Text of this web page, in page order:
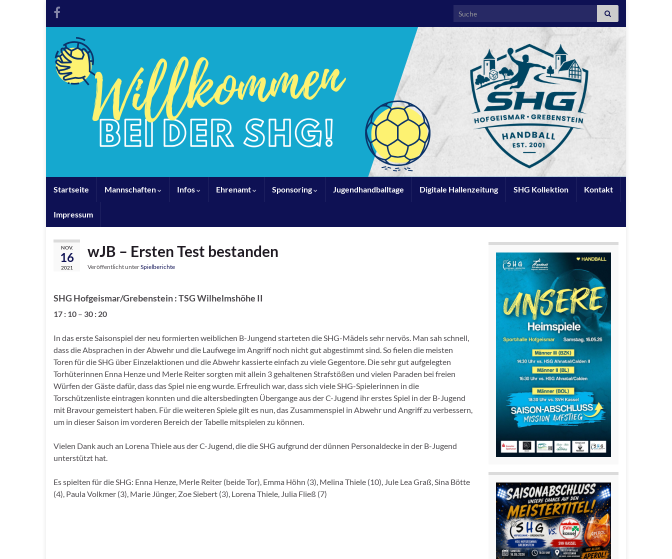
Search for:
Startseite Mannschaften Infos Ehrenamt Sponsoring Jugendhandballtage Digitale Hallenzeitung SHG Kollektion Kontakt
Impressum
NOV.
16
2021
wJB – Ersten Test bestanden
Veröffentlicht unterSpielberichte
SHG Hofgeismar/Grebenstein : TSG Wilhelmshöhe II
17 : 10 – 30 : 20
In das erste Saisonspiel der neu formierten weiblichen B-Jungend starteten die SHG-Mädels sehr nervös. Man sah schnell,
dass die Absprachen in der Abwehr und die Laufwege im Angriff noch nicht gut abgestimmt sind. So fielen die meisten
Toren für die SHG über Einzelaktionen und die Abwehr kassierte einfach zu viele Gegentore. Die sehr gut aufgelegten
Torhüterinnen Enna Henze und Merle Reiter sorgten mit allein 3 gehaltenen Strafstößen und vielen Paraden bei freien
Würfen der Gäste dafür, dass das Spiel nie eng wurde. Erfreulich war, dass sich viele SHG-Spielerinnen in die
Torschützenliste eintragen konnten und die altersbedingten Übergange aus der C-Jugend ihr erstes Spiel in der B-Jugend
mit Bravour gemeistert haben. Für die weiteren Spiele gilt es nun, das Zusammenspiel in Abwehr und Angriff zu verbessern,
um in dieser Saison im vorderen Bereich der Tabelle mitspielen zu können.
Vielen Dank auch an Lorena Thiele aus der C-Jugend, die die SHG aufgrund der dünnen Personaldecke in der B-Jugend
unterstützt hat.
Es spielten für die SHG: Enna Henze, Merle Reiter (beide Tor), Emma Höhn (3), Melina Thiele (10), Jule Lea Graß, Sina Bötte
(4), Paula Volkmer (3), Marie Jünger, Zoe Siebert (3), Lorena Thiele, Julia Fließ (7)